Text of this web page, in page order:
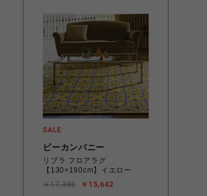
ビーカンパニー
リブラ フロアラグ
【130×190cm】イエロー
￥15,642
￥17,380